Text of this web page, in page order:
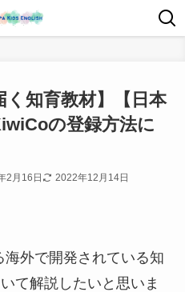
く知育教材】【日本
の登録方法に
2月16日 2022年12月14日
外で開発されている知
て解説したいと思いま